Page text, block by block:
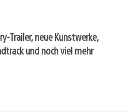
Trailer, neue Kunstwerke,
und noch viel mehr